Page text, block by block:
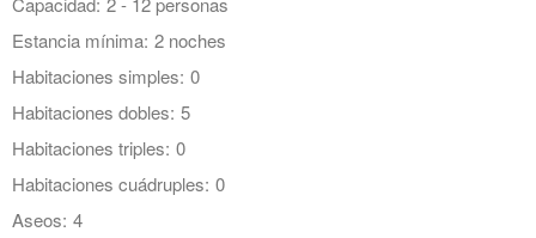
Estancia mínima: 2 noches
Habitaciones simples: 0
Habitaciones dobles: 5
Habitaciones triples: 0
Habitaciones cuádruples: 0
Aseos: 4